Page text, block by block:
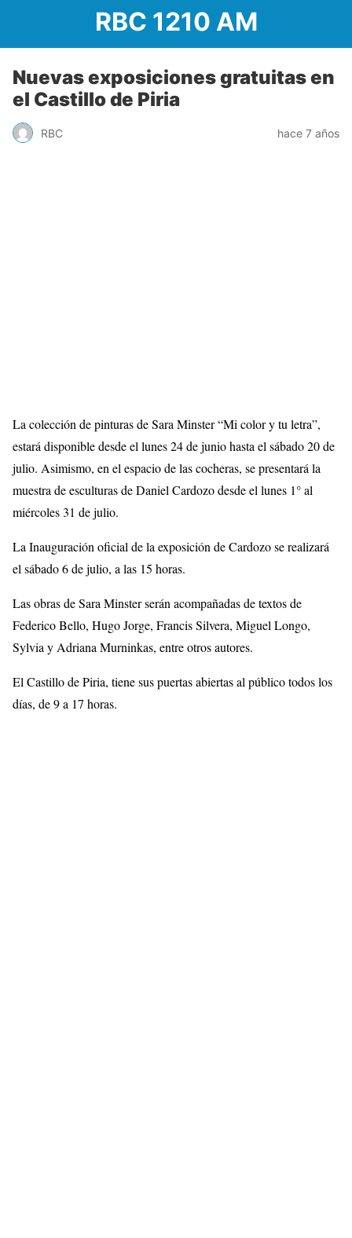
RBC 1210 AM
Nuevas exposiciones gratuitas en
el Castillo de Piria
RBC hace 7 años
La colección de pinturas de Sara Minster “Mi color y tu letra”,
estará disponible desde el lunes 24 de junio hasta el sábado 20 de
julio. Asimismo, en el espacio de las cocheras, se presentará la
muestra de esculturas de Daniel Cardozo desde el lunes 1° al
miércoles 31 de julio.
La Inauguración oficial de la exposición de Cardozo se realizará
el sábado 6 de julio, a las 15 horas.
Las obras de Sara Minster serán acompañadas de textos de
Federico Bello, Hugo Jorge, Francis Silvera, Miguel Longo,
Sylvia y Adriana Murninkas, entre otros autores.
El Castillo de Piria, tiene sus puertas abiertas al público todos los
días, de 9 a 17 horas.